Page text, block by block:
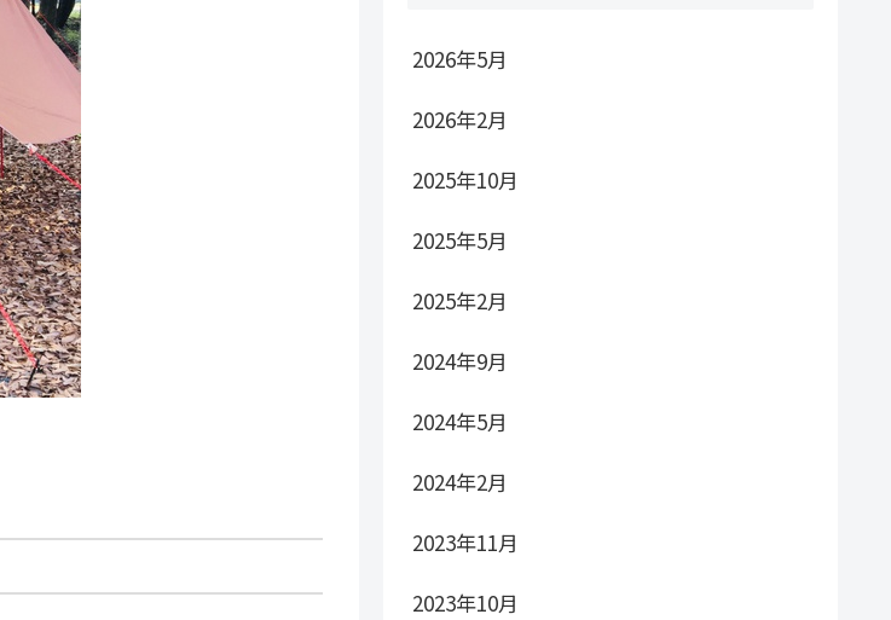
2026年5月
2026年2月
2025年10月
2025年5月
2025年2月
2024年9月
2024年5月
2024年2月
2023年11月
2023年10月